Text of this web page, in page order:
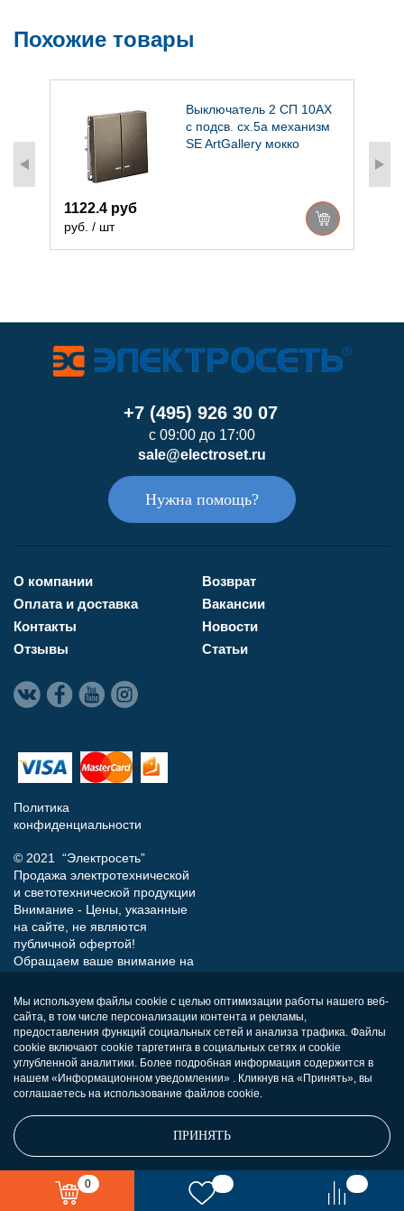
Похожие товары
Выключатель 2 СП 10АХ
с подсв. сх.5а механизм
SE ArtGallery мокко
1122.4 руб
руб. / шт
+7 (495) 926 30 07
с 09:00 до 17:00
sale@electroset.ru
Нужна помощь?
О компании
Оплата и доставка
Контакты
Отзывы
Возврат
Вакансии
Новости
Статьи
Политика
конфиденциальности
© 2021 “Электросеть”
Продажа электротехнической
и светотехнической продукции
Внимание - Цены, указанные
на сайте, не являются
публичной офертой!
Обращаем ваше внимание на
носит исключительно
информационный характер и
ни при каких условиях не
является публичной офертой,
определяемой положениями
Статьи 437 (п.2) Гражданского
кодекса РФ.
0
Мы используем файлы cookie с целью оптимизации работы нашего веб-
сайта, в том числе персонализации контента и рекламы,
предоставления функций социальных сетей и анализа трафика. Файлы
cookie включают cookie таргетинга в социальных сетях и cookie
углубленной аналитики. Более подробная информация содержится в
нашем «Информационном уведомлении» . Кликнув на «Принять», вы
соглашаетесь на использование файлов cookie.
ПРИНЯТЬ